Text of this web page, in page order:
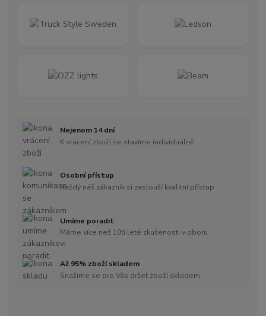
Nejenom 14 dní
K vrácení zboží se stavíme individuálně
Osobní přístup
Každý náš zákazník si zaslouží kvalitní přístup
Umíme poradit
Máme více než 10ti leté zkušenosti v oboru
Až 95% zboží skladem
Snažíme se pro Vás držet zboží skladem